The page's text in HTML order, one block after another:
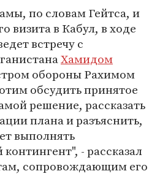
по словам Гейтса, и
визита в Кабул, в ходе
встречу с
Хамидом
обороны Рахимом
обсудить принятое
решение, рассказать
плана и разъяснить,
выполнять
- рассказал
сопровождающим его